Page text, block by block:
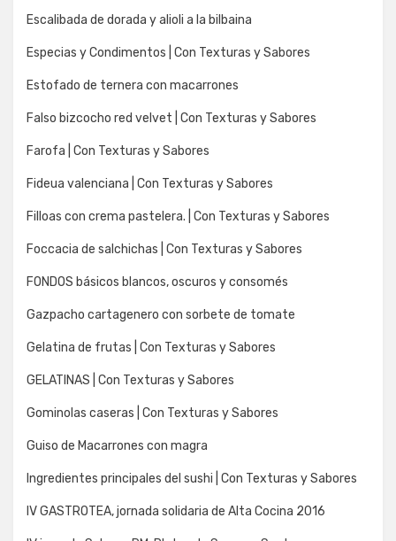
Escalibada de dorada y alioli a la bilbaina
Especias y Condimentos | Con Texturas y Sabores
Estofado de ternera con macarrones
Falso bizcocho red velvet | Con Texturas y Sabores
Farofa | Con Texturas y Sabores
Fideua valenciana | Con Texturas y Sabores
Filloas con crema pastelera. | Con Texturas y Sabores
Foccacia de salchichas | Con Texturas y Sabores
FONDOS básicos blancos, oscuros y consomés
Gazpacho cartagenero con sorbete de tomate
Gelatina de frutas | Con Texturas y Sabores
GELATINAS | Con Texturas y Sabores
Gominolas caseras | Con Texturas y Sabores
Guiso de Macarrones con magra
Ingredientes principales del sushi | Con Texturas y Sabores
IV GASTROTEA, jornada solidaria de Alta Cocina 2016